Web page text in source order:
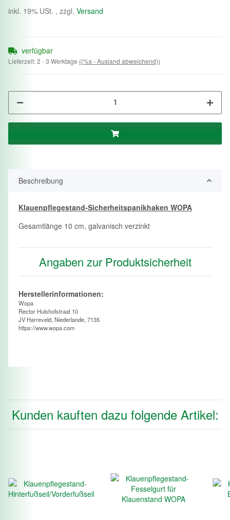
inkl. 19% USt. , zzgl. Versand
verfügbar
Lieferzeit:2 - 3 Werktage ((%s - Ausland abweichend))
Beschreibung
Klauenpflegestand-Sicherheitspanikhaken WOPA
Gesamtlänge 10 cm, galvanisch verzinkt
Angaben zur Produktsicherheit
Herstellerinformationen:
Wopa
Rector Hulshofstraat 10
JV Harreveld, Niederlande, 7135
https://www.wopa.com
Kunden kauften dazu folgende Artikel: